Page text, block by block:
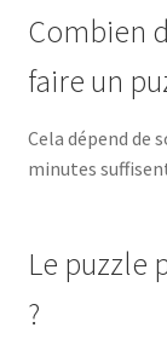
Combien
faire un
Cela dépend de
minutes
Le puzzle
?